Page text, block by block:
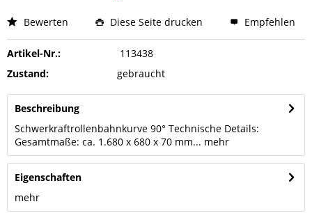
Bewerten Diese Seite drucken Empfehlen
Artikel-Nr.:
113438
Zustand:
gebraucht
Beschreibung
Schwerkraftrollenbahnkurve 90° Technische Details:
Gesamtmaße: ca. 1.680 x 680 x 70 mm... mehr
Eigenschaften
mehr